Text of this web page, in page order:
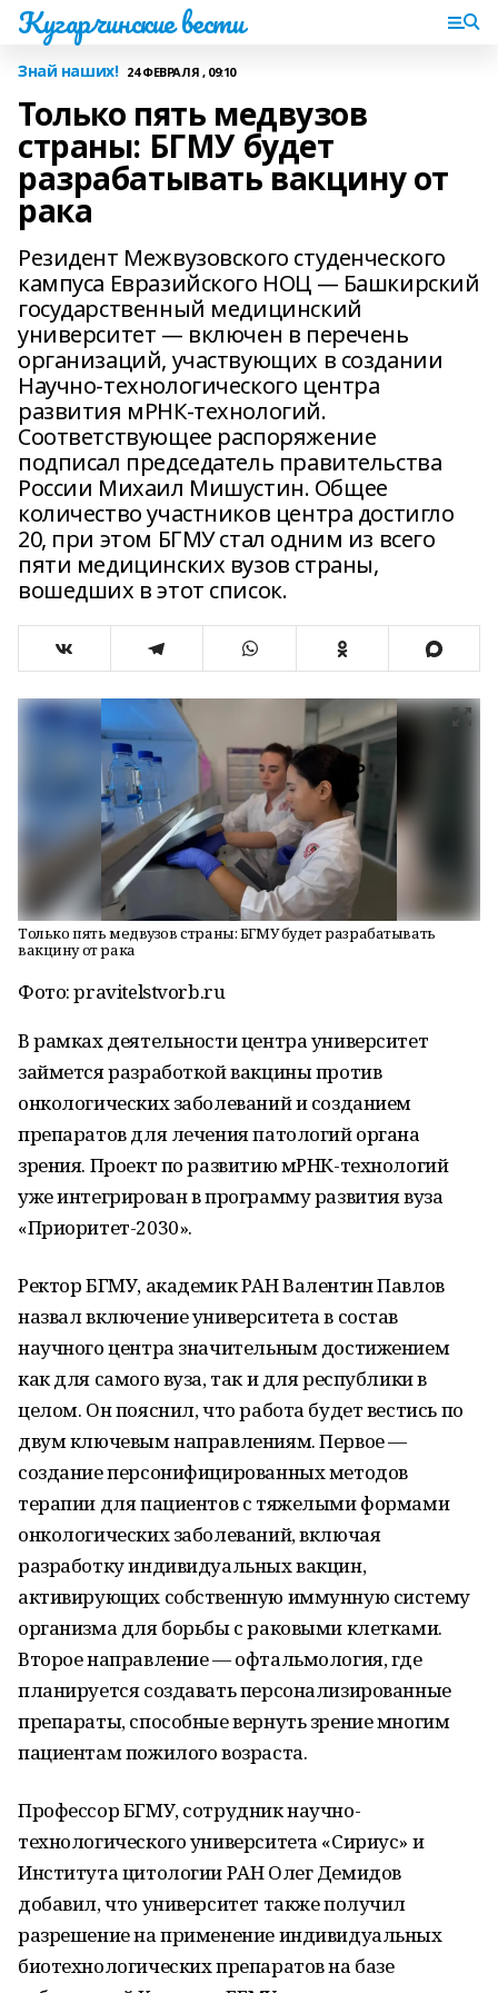
Кугарчинские вести
Знай наших! 24 ФЕВРАЛЯ , 09:10
Только пять медвузов
страны: БГМУ будет
разрабатывать вакцину от
рака
Резидент Межвузовского студенческого
кампуса Евразийского НОЦ — Башкирский
государственный медицинский
университет — включен в перечень
организаций, участвующих в создании
Научно-технологического центра
развития мРНК-технологий.
Соответствующее распоряжение
подписал председатель правительства
России Михаил Мишустин. Общее
количество участников центра достигло
20, при этом БГМУ стал одним из всего
пяти медицинских вузов страны,
вошедших в этот список.
Только пять медвузов страны: БГМУ будет разрабатывать
вакцину от рака
Фото: pravitelstvorb.ru
В рамках деятельности центра университет
займется разработкой вакцины против
онкологических заболеваний и созданием
препаратов для лечения патологий органа
зрения. Проект по развитию мРНК-технологий
уже интегрирован в программу развития вуза
«Приоритет-2030».
Ректор БГМУ, академик РАН Валентин Павлов
назвал включение университета в состав
научного центра значительным достижением
как для самого вуза, так и для республики в
целом. Он пояснил, что работа будет вестись по
двум ключевым направлениям. Первое —
создание персонифицированных методов
терапии для пациентов с тяжелыми формами
онкологических заболеваний, включая
разработку индивидуальных вакцин,
активирующих собственную иммунную систему
организма для борьбы с раковыми клетками.
Второе направление — офтальмология, где
планируется создавать персонализированные
препараты, способные вернуть зрение многим
пациентам пожилого возраста.
Профессор БГМУ, сотрудник научно-
технологического университета «Сириус» и
Института цитологии РАН Олег Демидов
добавил, что университет также получил
разрешение на применение индивидуальных
биотехнологических препаратов на базе